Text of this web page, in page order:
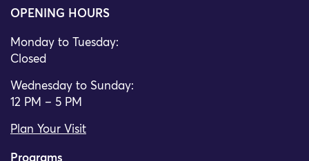
OPENING HOURS
Monday to Tuesday:
Closed
Wednesday to Sunday:
12 PM – 5 PM
Plan Your Visit
Programs